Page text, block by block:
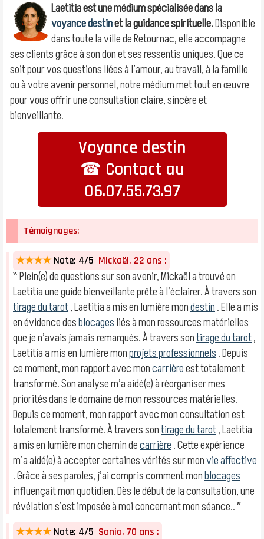
Laetitia est une médium spécialisée dans la
voyance destinet la guidance spirituelle.Disponible
dans toute la ville de Retournac, elle accompagne
ses clients grâce à son don et ses ressentis uniques. Que ce
soit pour vos questions liées à l’amour, au travail, à la famille
ou à votre avenir personnel, notre médium met tout en œuvre
pour vous offrir une consultation claire, sincère et
bienveillante.
Voyance destin
☎ Contact au
06.07.55.73.97
Témoignages:
★★★★ Note: 4/5 Mickaël, 22 ans :
‶ Plein(e) de questions sur son avenir, Mickaël a trouvé en
Laetitia une guide bienveillante prête à l’éclairer. À travers son
tirage du tarot, Laetitia a mis en lumière mondestin. Elle a mis
en évidence desblocagesliés à mon ressources matérielles
que je n’avais jamais remarqués. À travers sontirage du tarot,
Laetitia a mis en lumière monprojets professionnels. Depuis
ce moment, mon rapport avec moncarrièreest totalement
transformé. Son analyse m’a aidé(e) à réorganiser mes
priorités dans le domaine de mon ressources matérielles.
Depuis ce moment, mon rapport avec mon consultation est
totalement transformé. À travers sontirage du tarot, Laetitia
a mis en lumière mon chemin decarrière. Cette expérience
m’a aidé(e) à accepter certaines vérités sur monvie affective
. Grâce à ses paroles, j’ai compris comment monblocages
influençait mon quotidien. Dès le début de la consultation, une
révélation s’est imposée à moi concernant mon séance.. ″
★★★★ Note: 4/5 Sonia, 70 ans :